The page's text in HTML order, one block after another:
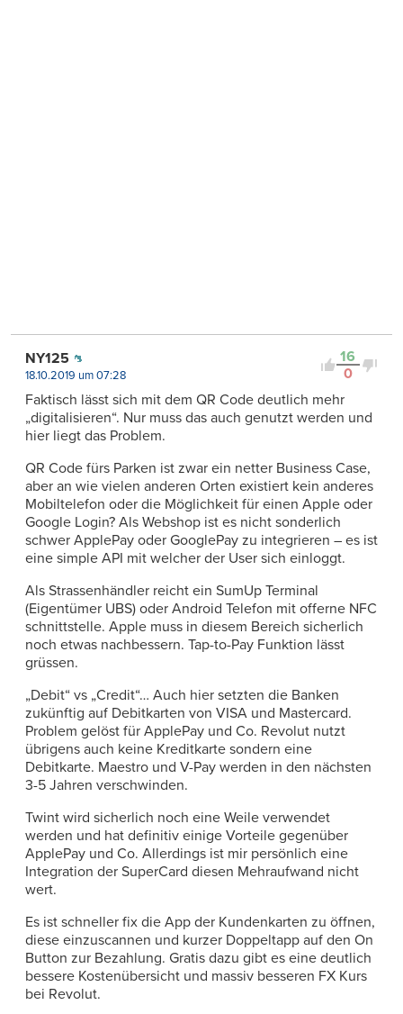
16
0
NY125
18.10.2019 um 07:28
Faktisch lässt sich mit dem QR Code deutlich mehr
„digitalisieren“. Nur muss das auch genutzt werden und
hier liegt das Problem.
QR Code fürs Parken ist zwar ein netter Business Case,
aber an wie vielen anderen Orten existiert kein anderes
Mobiltelefon oder die Möglichkeit für einen Apple oder
Google Login? Als Webshop ist es nicht sonderlich
schwer ApplePay oder GooglePay zu integrieren – es ist
eine simple API mit welcher der User sich einloggt.
Als Strassenhändler reicht ein SumUp Terminal
(Eigentümer UBS) oder Android Telefon mit offerne NFC
schnittstelle. Apple muss in diesem Bereich sicherlich
noch etwas nachbessern. Tap-to-Pay Funktion lässt
grüssen.
„Debit“ vs „Credit“… Auch hier setzten die Banken
zukünftig auf Debitkarten von VISA und Mastercard.
Problem gelöst für ApplePay und Co. Revolut nutzt
übrigens auch keine Kreditkarte sondern eine
Debitkarte. Maestro und V-Pay werden in den nächsten
3-5 Jahren verschwinden.
Twint wird sicherlich noch eine Weile verwendet
werden und hat definitiv einige Vorteile gegenüber
ApplePay und Co. Allerdings ist mir persönlich eine
Integration der SuperCard diesen Mehraufwand nicht
wert.
Es ist schneller fix die App der Kundenkarten zu öffnen,
diese einzuscannen und kurzer Doppeltapp auf den On
Button zur Bezahlung. Gratis dazu gibt es eine deutlich
bessere Kostenübersicht und massiv besseren FX Kurs
bei Revolut.